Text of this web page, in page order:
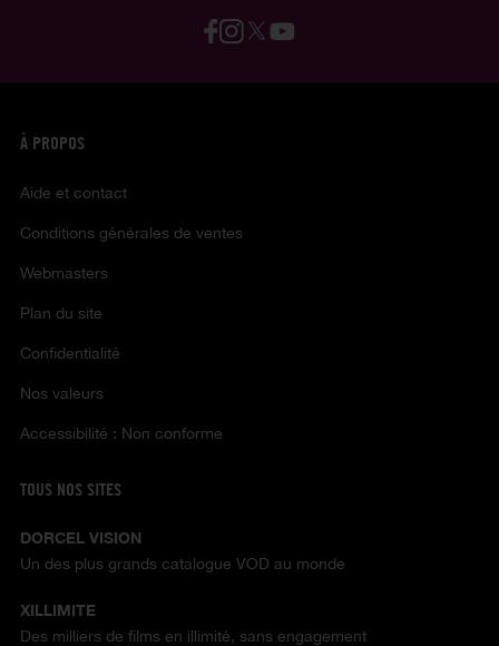
À PROPOS
Aide et contact
Conditions générales de ventes
Webmasters
Plan du site
Confidentialité
Nos valeurs
Accessibilité : Non conforme
TOUS NOS SITES
DORCEL VISION
Un des plus grands catalogue VOD au monde
XILLIMITE
Des milliers de films en illimité, sans engagement